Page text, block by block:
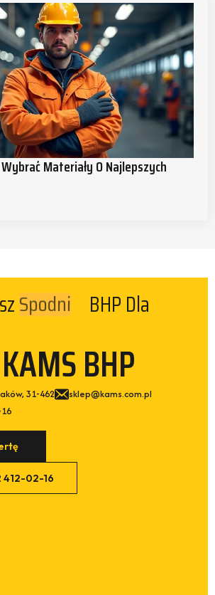
Materiały O Najlepszych
Spodni BHP Dla Firm?
BHP
31-462
sklep@kams.com.pl
412-02-16